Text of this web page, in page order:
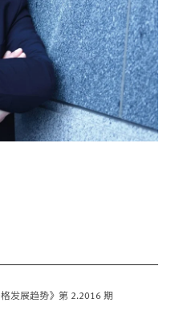
发展趋势》第 2.2016 期